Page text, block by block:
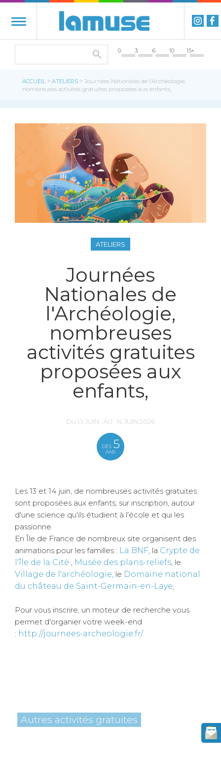
0 3 6 10 15+
ACCUEIL > ATELIERS > Journées Nationales de l'Archéologie,
nombreuses activités gratuites proposées aux enfants,
ATELIERS
Journées
Nationales de
l'Archéologie,
nombreuses
activités gratuites
proposées aux
enfants,
Du 13 JUIN AU 14 JUIN 2026
DÈS 5
ANS
Les 13 et 14 juin, de nombreuses activités gratuites
sont proposées aux enfants, sur inscription, autour
d'une science qu'ils étudient à l'école et qui les
passionne.
En Île de France de nombreux site organisent des
animations pour les familles : La BNF , la Crypte de
l'île de la Cité
Musée des plans-reliefs , le
Village de l'archéologie, le Domaine national
du château de Saint-Germain-en-Laye
Pour vous inscrire, un moteur de recherche vous
permet d'organier votre week-end
: http://journees-archeologie.fr/
Autres activités gratuites